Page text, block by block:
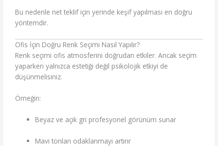
Bu nedenle net teklif için yerinde keşif yapılması en doğru
yöntemdir.
Ofis İçin Doğru Renk Seçimi Nasıl Yapılır?
Renk seçimi ofis atmosferini doğrudan etkiler. Ancak seçim
yaparken yalnızca estetiği değil psikolojik etkiyi de
düşünmelisiniz.
Örneğin:
Beyaz ve açık gri profesyonel görünüm sunar
Mavi tonları odaklanmayı artırır